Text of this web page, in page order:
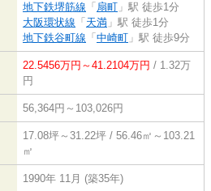
地下鉄堺筋線 「 扇町 」駅 徒歩1分
大阪環状線 「 天満 」駅 徒歩1分
地下鉄谷町線 「 中崎町 」駅 徒歩9分
22.5456万円～41.2104万円 / 1.32万
円
56,364円～103,026円
17.08坪～31.22坪 / 56.46㎡～103.21
㎡
1990年 11月 (築35年)